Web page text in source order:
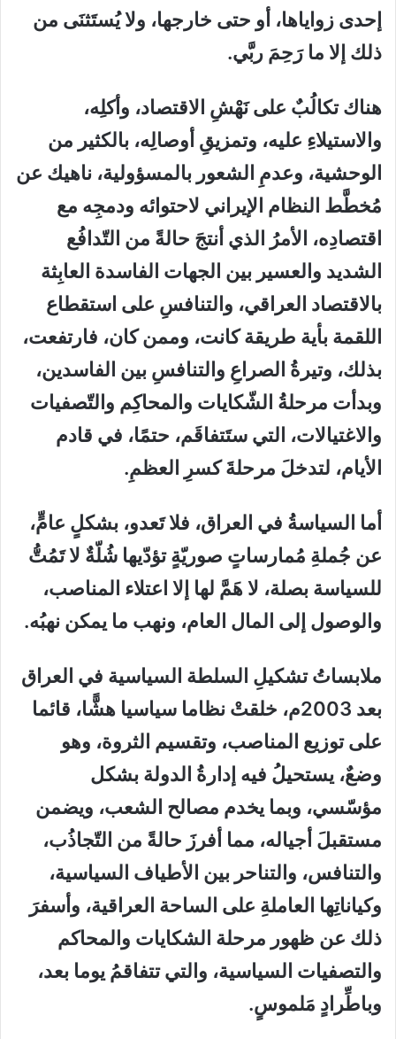
إحدى زواياها، أو حتى خارجها، ولا يُستَثنَى من
ذلك إلا ما رَحِمَ ربَّي.
هناك تكالُبٌ على نَهْشِ الاقتصاد، وأكلِه،
والاستيلاءِ عليه، وتمزيقِ أوصالِه، بالكثير من
الوحشية، وعدمِ الشعور بالمسؤولية، ناهيك عن
مُخطَّط النظام الإيراني لاحتوائه ودمجِه مع
اقتصادِه، الأمرُ الذي أنتجَ حالةً من التّدافُع
الشديد والعسير بين الجهات الفاسدة العابِثة
بالاقتصاد العراقي، والتنافسِ على استقطاع
اللقمة بأية طريقة كانت، وممن كان، فارتفعت،
بذلك، وتيرةُ الصراعِ والتنافسِ بين الفاسدين،
وبدأت مرحلةُ الشّكايات والمحاكِم والتّصفيات
والاغتيالات، التي ستَتفاقَم، حتمًا، في قادم
الأيام، لتدخلَ مرحلةَ كسرِ العظمِ.
أما السياسةُ في العراق، فلا تَعدو، بشكلٍ عامٍّ،
عن جُملةِ مُمارساتٍ صوريّةٍ تؤدّيها شُلّةٌ لا تَمُتُّ
للسياسة بصلة، لا هَمَّ لها إلا اعتلاء المناصب،
والوصول إلى المال العام، ونهب ما يمكن نهبُه.
ملابساتُ تشكيلِ السلطة السياسية في العراق
بعد 2003م، خلقتْ نظاما سياسيا هشًّا، قائما
على توزيع المناصب، وتقسيم الثروة، وهو
وضعٌ، يستحيلُ فيه إدارةُ الدولة بشكل
مؤسّسي، وبما يخدم مصالح الشعب، ويضمن
مستقبلَ أجياله، مما أفرزَ حالةً من التّجاذُب،
والتنافس، والتناحر بين الأطياف السياسية،
وكياناتِها العاملةِ على الساحة العراقية، وأسفرَ
ذلك عن ظهور مرحلة الشكايات والمحاكم
والتصفيات السياسية، والتي تتفاقمُ يوما بعد،
وباطِّرادٍ مَلموسٍ.